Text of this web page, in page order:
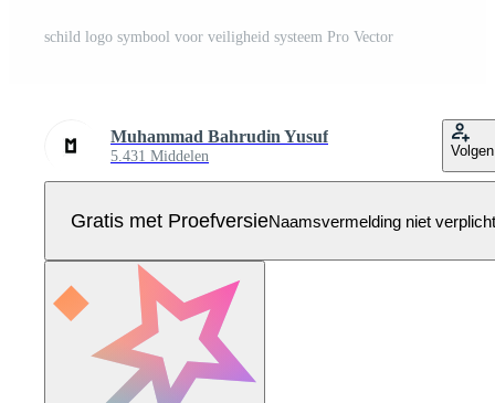
schild logo symbool voor veiligheid systeem Pro Vector
Muhammad Bahrudin Yusuf
5.431 Middelen Volgen
Gratis met ProefversieNaamsvermelding niet verplicht